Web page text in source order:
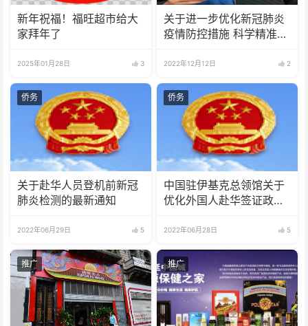
新年祝福！福旺超市给大
家拜年了
2025年01月28日 3
关于进一步优化新冠肺炎
疫情防控措施 科学精准做
2022年12月12日 2
侨务
关于赴华人员登机前新冠
肺炎检测的最新通知
2022年06月29日 5
侨务
中国驻伊基克总领馆关于
优化外国人赴华签证政策
2022年06月28日 5
推广 推广